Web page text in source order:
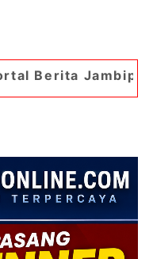
Online. Portal